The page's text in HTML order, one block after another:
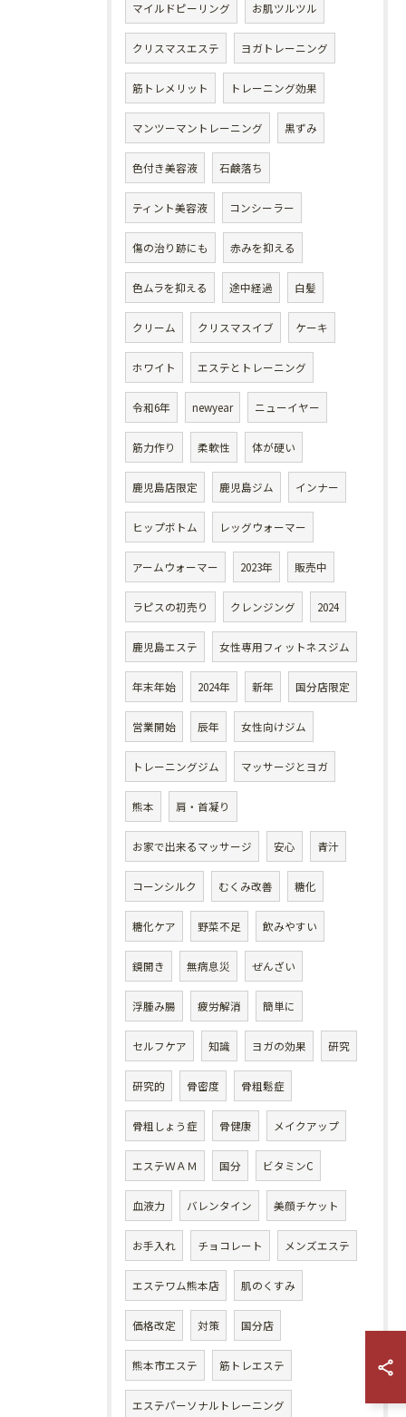
マイルドピーリング お肌ツルツル
クリスマスエステ ヨガトレーニング
筋トレメリット トレーニング効果
マンツーマントレーニング 黒ずみ
色付き美容液 石鹸落ち
ティント美容液 コンシーラー
傷の治り跡にも 赤みを抑える
色ムラを抑える 途中経過 白髪
クリーム クリスマスイブ ケーキ
ホワイト エステとトレーニング
令和6年 newyear ニューイヤー
筋力作り 柔軟性 体が硬い
鹿児島店限定 鹿児島ジム インナー
ヒップボトム レッグウォーマー
アームウォーマー 2023年 販売中
ラピスの初売り クレンジング 2024
鹿児島エステ 女性専用フィットネスジム
年末年始 2024年 新年 国分店限定
営業開始 辰年 女性向けジム
トレーニングジム マッサージとヨガ
熊本 肩・首凝り
お家で出来るマッサージ 安心 青汁
コーンシルク むくみ改善 糖化
糖化ケア 野菜不足 飲みやすい
鏡開き 無病息災 ぜんざい
浮腫み腸 疲労解消 簡単に
セルフケア 知識 ヨガの効果 研究
研究的 骨密度 骨粗鬆症
骨粗しょう症 骨健康 メイクアップ
エステＷＡＭ 国分 ビタミンC
血液力 バレンタイン 美顔チケット
お手入れ チョコレート メンズエステ
エステワム熊本店 肌のくすみ
価格改定 対策 国分店
熊本市エステ 筋トレエステ
エステパーソナルトレーニング